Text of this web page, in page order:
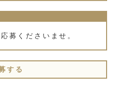
募くださいませ。
する